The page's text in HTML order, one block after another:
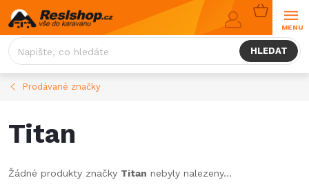
Přejít
na
obsah
HLEDAT
NÁKUPNÍ
KOŠÍK
Prodávané značky
Titan
Žádné produkty značky Titan nebyly nalezeny...